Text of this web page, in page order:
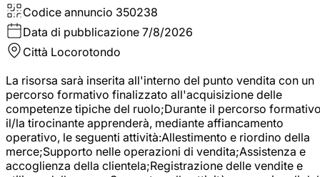
Codice annuncio 350238
Data di pubblicazione 7/8/2026
Città Locorotondo
La risorsa sarà inserita all'interno del punto vendita con un
percorso formativo finalizzato all'acquisizione delle
competenze tipiche del ruolo;Durante il percorso
il/la tirocinante apprenderà, mediante affiancamento
operativo, le seguenti attività:Allestimento e riordino della
merce;Supporto nelle operazioni di vendita;Assistenza e
accoglienza della clientela;Registrazione delle vendite e